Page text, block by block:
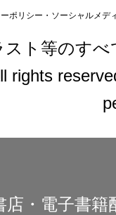
ポリシー・ソーシャルメデ
ト等のす
rights
・電子書